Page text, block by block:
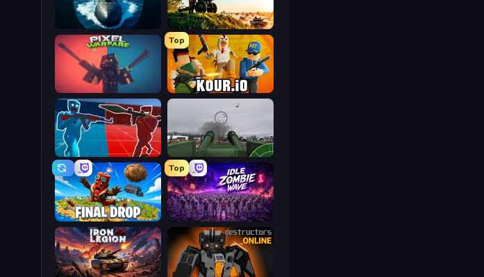
Artillery Vs Tanks
Ships Battlefield 3D
Top
Kour.io
Pixel Warfare
Flakmeister
Battle of the Soldiers: Red vs Blue
Top
Idle Zombie Wave: Survivors
Final Drop